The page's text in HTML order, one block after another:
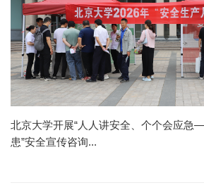
北京大学开展“人人讲安全、个个会应
患”安全宣传咨询...